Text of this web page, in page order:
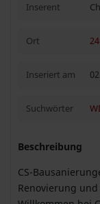
Inserent
Ort
Inseriert am
Suchwörter
Beschreibung
CS-
Renovierung